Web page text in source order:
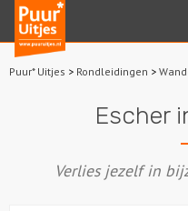
Puur*
Uitjes
Puur* Uitjes > Rondleidingen >
Escher
Verlies jezelf in